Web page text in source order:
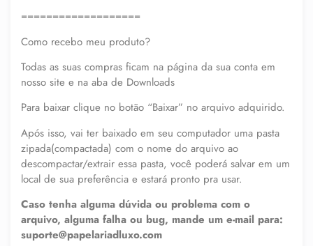
===================
Como recebo meu produto?
Todas as suas compras ficam na página da sua conta em
nosso site e na aba de Downloads
Para baixar clique no botão “Baixar” no arquivo adquirido.
Após isso, vai ter baixado em seu computador uma pasta
zipada(compactada) com o nome do arquivo ao
descompactar/extrair essa pasta, você poderá salvar em um
local de sua preferência e estará pronto pra usar.
Caso tenha alguma dúvida ou problema com o
arquivo, alguma falha ou bug, mande um e-mail para:
suporte@papelariadluxo.com